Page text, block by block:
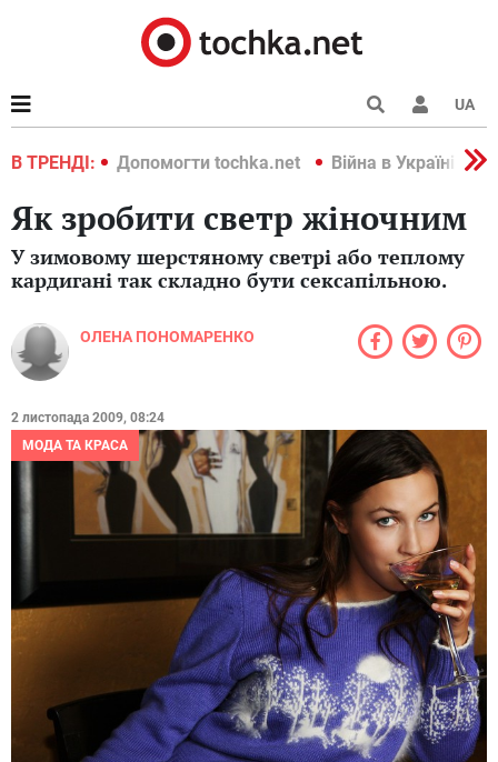
UA
В ТРЕНДІ:
2022 Допомогти tochka.net Війна в Україні 2022
Як зробити светр жіночним
У зимовому шерстяному светрі або теплому
кардигані так складно бути сексапільною.
ОЛЕНА ПОНОМАРЕНКО
2 листопада 2009, 08:24
МОДА ТА КРАСА